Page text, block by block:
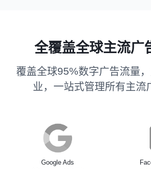
全覆盖全球主流广
覆盖全球95%数字广告流量
业，一站式管理所有主流
Google Ads